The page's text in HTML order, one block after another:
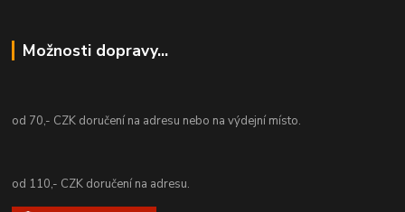
Možnosti dopravy...
od 70,- CZK doručení na adresu nebo na výdejní místo.
od 110,- CZK doručení na adresu.